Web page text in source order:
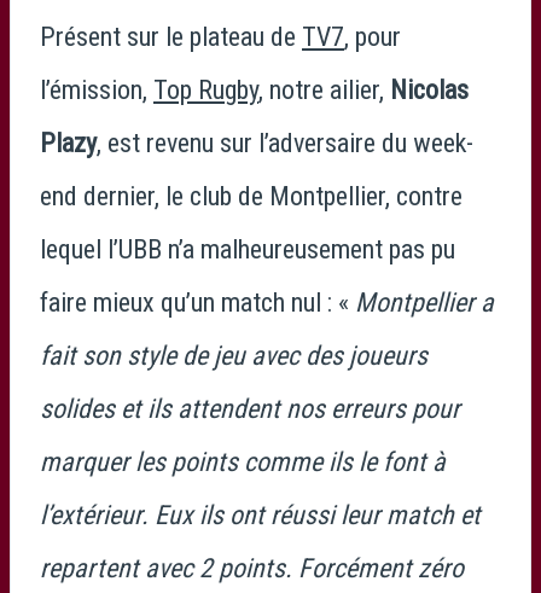
Présent sur le plateau de TV7, pour
l’émission, Top Rugby, notre ailier, Nicolas
Plazy, est revenu sur l’adversaire du week-
end dernier, le club de Montpellier, contre
lequel l’UBB n’a malheureusement pas pu
faire mieux qu’un match nul : « Montpellier a
fait son style de jeu avec des joueurs
solides et ils attendent nos erreurs pour
marquer les points comme ils le font à
l’extérieur. Eux ils ont réussi leur match et
repartent avec 2 points. Forcément zéro